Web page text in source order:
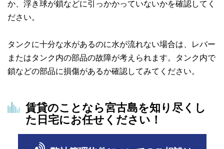
か、浮き球が鎖などに引っかかっていないかを確認してく
ださい。
タンクに十分な水があるのに水が流れない場合は、レバー
またはタンク内の部品の故障が考えられます。タンク内で
鎖などの部品に損傷があるか確認してみてください。
賃貸のことなら宮古島を知り尽くし
た日宅にお任せください！